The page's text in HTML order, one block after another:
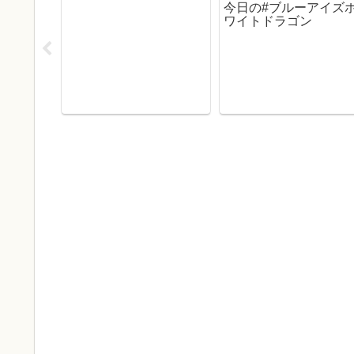
今日の#ブルーアイズ
ワイトドラゴン